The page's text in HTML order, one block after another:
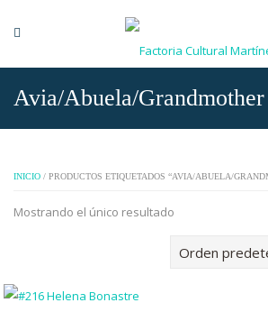
Avia/Abuela/Grandmother
INICIO / PRODUCTOS ETIQUETADOS “AVIA/ABUELA/
Mostrando el único resultado